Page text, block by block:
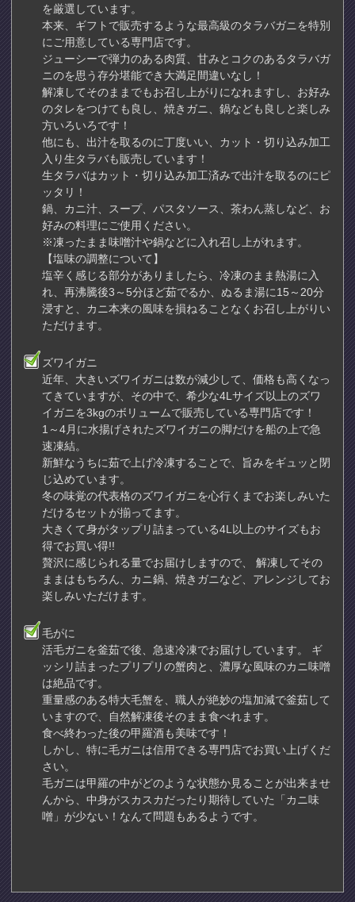
を厳選しています。
本来、ギフトで販売するような最高級のタラバガニを特別
にご用意している専門店です。
ジューシーで弾力のある肉質、甘みとコクのあるタラバガ
ニのを思う存分堪能でき大満足間違いなし！
解凍してそのままでもお召し上がりになれますし、お好み
のタレをつけても良し、焼きガニ、鍋なども良しと楽しみ
方いろいろです！
他にも、出汁を取るのに丁度いい、カット・切り込み加工
入り生タラバも販売しています！
生タラバはカット・切り込み加工済みで出汁を取るのにピ
ッタリ！
鍋、カニ汁、スープ、パスタソース、茶わん蒸しなど、お
好みの料理にご使用ください。
※凍ったまま味噌汁や鍋などに入れ召し上がれます。
【塩味の調整について】
塩辛く感じる部分がありましたら、冷凍のまま熱湯に入
れ、再沸騰後3～5分ほど茹でるか、ぬるま湯に15～20分
浸すと、カニ本来の風味を損ねることなくお召し上がりい
ただけます。
ズワイガニ
近年、大きいズワイガニは数が減少して、価格も高くなっ
てきていますが、その中で、希少な4Lサイズ以上のズワ
イガニを3kgのボリュームで販売している専門店です！
1～4月に水揚げされたズワイガニの脚だけを船の上で急
速凍結。
新鮮なうちに茹で上げ冷凍することで、旨みをギュッと閉
じ込めています。
冬の味覚の代表格のズワイガニを心行くまでお楽しみいた
だけるセットが揃ってます。
大きくて身がタップリ詰まっている4L以上のサイズもお
得でお買い得!!
贅沢に感じられる量でお届けしますので、 解凍してその
ままはもちろん、カニ鍋、焼きガニなど、アレンジしてお
楽しみいただけます。
毛がに
活毛ガニを釜茹で後、急速冷凍でお届けしています。 ギ
ッシリ詰まったプリプリの蟹肉と、濃厚な風味のカニ味噌
は絶品です。
重量感のある特大毛蟹を、職人が絶妙の塩加減で釜茹して
いますので、自然解凍後そのまま食べれます。
食べ終わった後の甲羅酒も美味です！
しかし、特に毛ガニは信用できる専門店でお買い上げくだ
さい。
毛ガニは甲羅の中がどのような状態か見ることが出来ませ
んから、中身がスカスカだったり期待していた「カニ味
噌」が少ない！なんて問題もあるようです。